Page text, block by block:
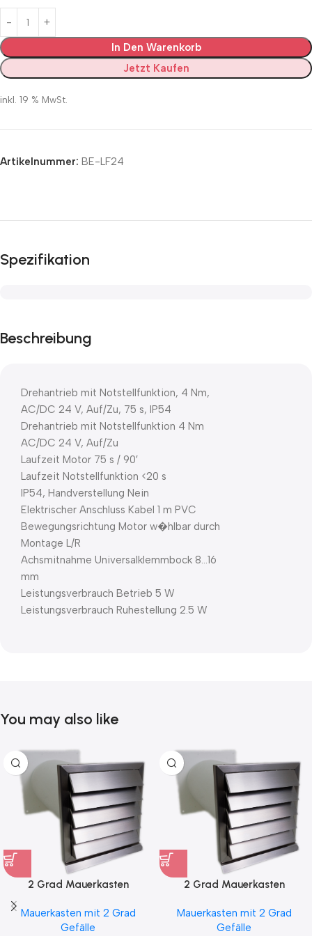
In Den Warenkorb
Jetzt Kaufen
inkl. 19 % MwSt.
Artikelnummer: BE-LF24
Spezifikation
Beschreibung
Drehantrieb mit Notstellfunktion, 4 Nm,
AC/DC 24 V, Auf/Zu, 75 s, IP54
Drehantrieb mit Notstellfunktion 4 Nm
AC/DC 24 V, Auf/Zu
Laufzeit Motor 75 s / 90′
Laufzeit Notstellfunktion <20 s
IP54, Handverstellung Nein
Elektrischer Anschluss Kabel 1 m PVC
Bewegungsrichtung Motor w�hlbar durch
Montage L/R
Achsmitnahme Universalklemmbock 8…16
mm
Leistungsverbrauch Betrieb 5 W
Leistungsverbrauch Ruhestellung 2.5 W
You may also like
2 Grad Mauerkasten
Kondensatablauf auch mit
Blower Door Test und
Mauerkasten mit 2 Grad
Gefälle
2 Grad Mauerkasten
Kondensatablauf für
Klimageräte Ø150 2Grad
Mauerkasten mit 2 Grad
Gefälle